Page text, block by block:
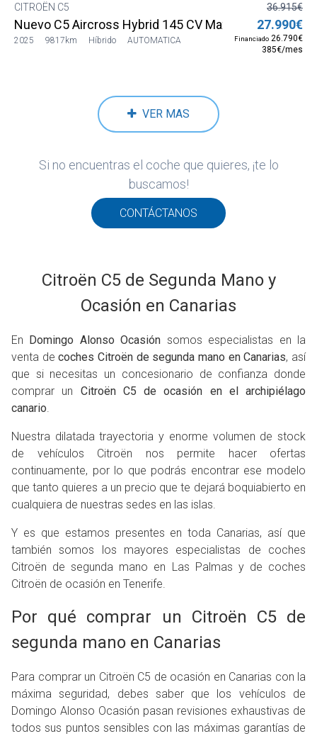
CITROËN C5
Nuevo C5 Aircross Hybrid 145 CV Max
2025 9817km Híbrido AUTOMATICA
36.915€
27.990€
Financiado 26.790€
385€/mes
VER MAS
Si no encuentras el coche que quieres, ¡te lo
buscamos!
CONTÁCTANOS
Citroën C5 de Segunda Mano y
Ocasión en Canarias
En Domingo Alonso Ocasión somos especialistas en la
venta decoches Citroën de segunda mano en Canarias, así
que si necesitas un concesionario de confianza donde
comprar un Citroën C5 de ocasión en el archipiélago
canario.
Nuestra dilatada trayectoria y enorme volumen de stock
de vehículos Citroën nos permite hacer ofertas
continuamente, por lo que podrás encontrar ese modelo
que tanto quieres a un precio que te dejará boquiabierto en
cualquiera de nuestras sedes en las islas.
Y es que estamos presentes en toda Canarias, así que
también somos los mayores especialistas de coches
Citroën de segunda mano en Las Palmas y de coches
Citroën de ocasión en Tenerife.
Por qué comprar un Citroën C5 de
segunda mano en Canarias
Para comprar un Citroën C5 de ocasión en Canarias con la
máxima seguridad, debes saber que los vehículos de
Domingo Alonso Ocasión pasan revisiones exhaustivas de
todos sus puntos sensibles con las máximas garantías de